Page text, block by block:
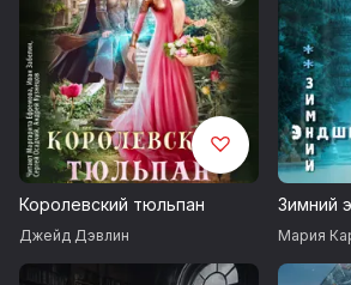
Королевский тюльпан
Джейд Дэвлин
Зимний
Мария